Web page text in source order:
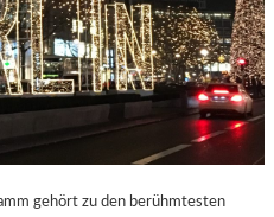
gehört zu den berühmtesten